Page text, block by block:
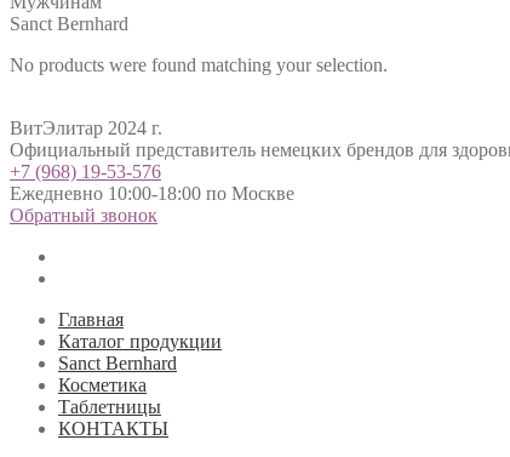
Sanct Bernhard
No products were found matching your selection.
ВитЭлитар 2024 г.
Официальный представитель немецких брендов для
+7 (968) 19-53-576
Ежедневно 10:00-18:00 по Москве
Обратный звонок
Главная
Каталог продукции
Sanct Bernhard
Косметика
Таблетницы
КОНТАКТЫ